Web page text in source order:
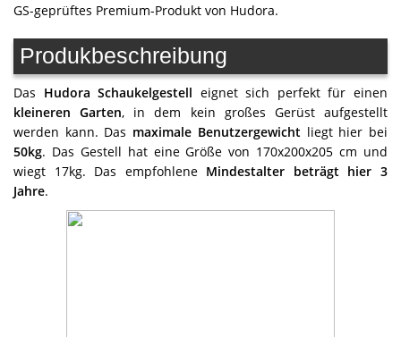
GS-geprüftes Premium-Produkt von Hudora.
Produkbeschreibung
Das Hudora Schaukelgestell eignet sich perfekt für einen
kleineren Garten, in dem kein großes Gerüst aufgestellt
werden kann. Das maximale Benutzergewichtliegt hier bei
50kg. Das Gestell hat eine Größe von 170x200x205 cm und
wiegt 17kg. Das empfohlene Mindestalter beträgt hier 3
Jahre.